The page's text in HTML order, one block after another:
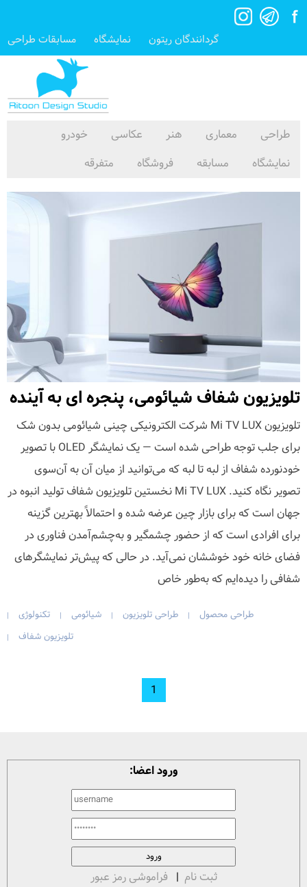
گردانندگان ریتون نمایشگاه مسابقات طراحی
طراحی معماری هنر عکاسی
خودرو
نمایشگاه
مسابقه فروشگاه متفرقه
تلویزیون شفاف شیائومی، پنجره ای به آینده
تلویزیون Mi TV LUX شرکت الکترونیکی چینی شیائومی بدون شک
برای جلب توجه طراحی شده است — یک نمایشگر OLED با تصویر
خودنورده شفاف از لبه تا لبه که می‌توانید از میان آن به آن‌سوی
تصویر نگاه کنید. Mi TV LUX نخستین تلویزیون شفاف تولید انبوه در
جهان است که برای بازار چین عرضه شده و احتمالاً بهترین گزینه
برای افرادی است که از حضور چشمگیر و به‌چشم‌آمدن فناوری در
فضای خانه خود خوششان نمی‌آید. در حالی که پیش‌تر نمایشگرهای
شفافی را دیده‌ایم که به‌طور خاص
طراحی محصول | طراحی تلویزیون | شیائومی | تکنولوژی |
تلویزیون شفاف |
1
ورود اعضا:
ثبت نام | فراموشی رمز عبور